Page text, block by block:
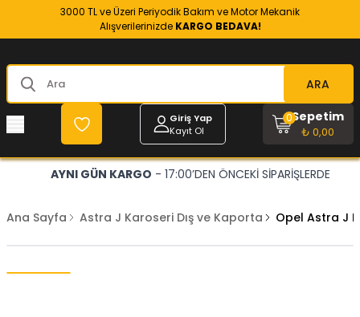
3000 TL ve Üzeri Periyodik Bakım ve Motor Mekanik
Alışverilerinizde KARGO BEDAVA!
ARA
Giriş Yap
Kayıt Ol
Sepetim
₺ 0,00
0
AYNI GÜN KARGO - 17:00’DEN ÖNCEKİ SİPARİŞLERDE
Ana Sayfa Astra J Karoseri Dış ve Kaporta Opel Astra J